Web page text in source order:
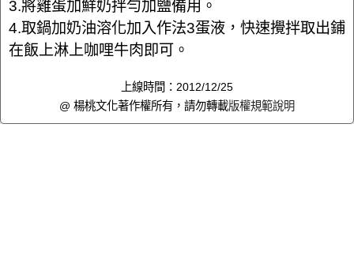
3.將雞蛋加鮮奶拌勻加鹽備用。
4.取鍋加奶油溶化加入作法3蛋液，快速攪拌取出鋪
在飯上淋上咖哩牛肉即可。
上線時間：2012/12/25
@ 楊桃文化著作權所有，請勿轉載版權規範說明